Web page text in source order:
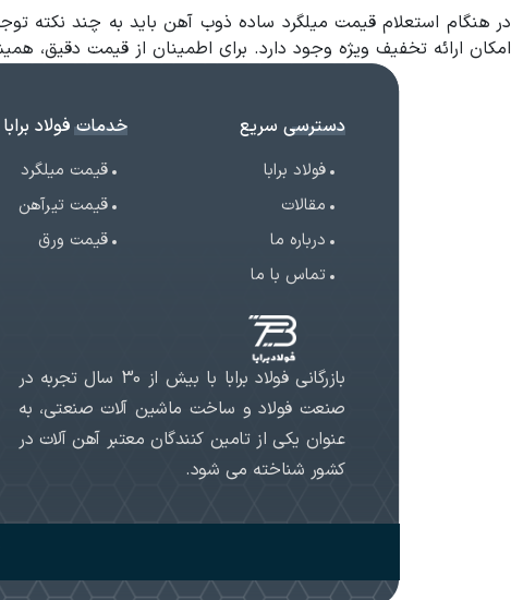
در هنگام استعلام قیمت میلگرد ساده ذوب آهن باید به چند
امکان ارائه تخفیف ویژه وجود دارد. برای اطمینان از قیمت دقیق،
دسترسی سریع
فولاد برابا
مقالات
درباره ما
تماس با ما
خدمات فولاد برابا
قیمت میلگرد
قیمت تیرآهن
قیمت ورق
بازرگانی فولاد برابا با بیش از 30 سال تجربه در
صنعت فولاد و ساخت ماشین آلات صنعتی، به
عنوان یکی از تامین کنندگان معتبر آهن آلات در
کشور شناخته می شود.